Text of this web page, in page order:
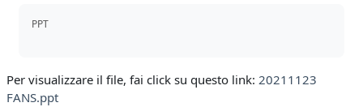
PPT
Per visualizzare il file, fai click su questo link: 20211123
FANS.ppt